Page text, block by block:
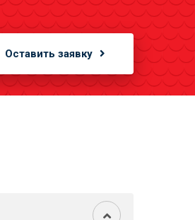
Оставить заявку